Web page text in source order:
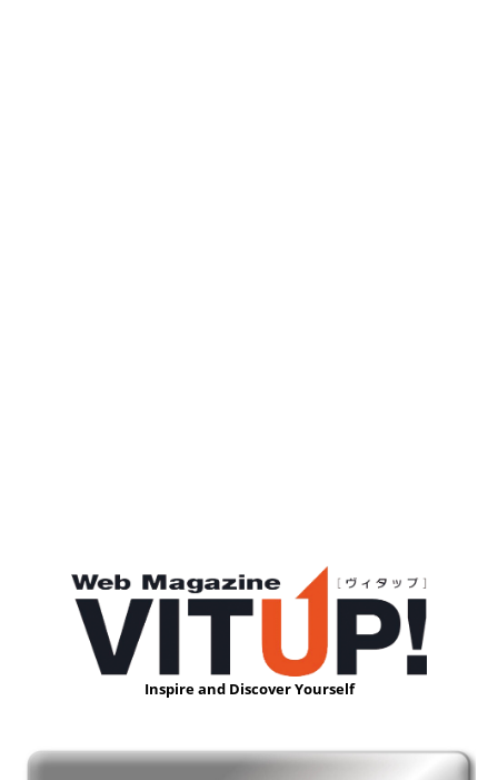
Inspire and Discover Yourself